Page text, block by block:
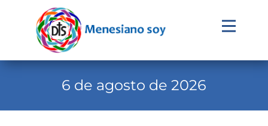
Evangelio
6 de agosto de 2026